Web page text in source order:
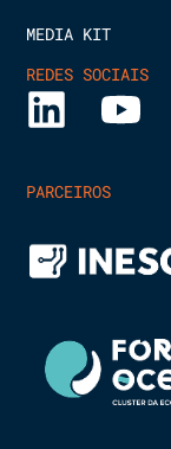
MEDIA KIT
REDES SOCIAIS
PARCEIROS